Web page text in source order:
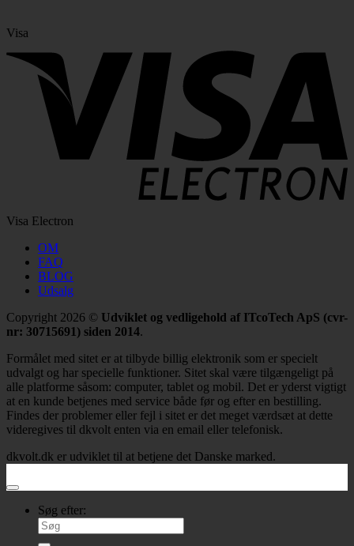
Visa
Visa Electron
OM
FAQ
BLOG
Udsalg
Copyright 2026 © Udviklet og vedligehold af ITcoTech ApS (cvr-
nr: 30715691) siden 2014.
Formålet med sitet er at tilbyde billig elektronik som er specielt
udvalgt og har specielle funktioner. Sitet skal være tilgængeligt på
alle platforme såsom: computer, tablet og mobil. Det er yderst vigtigt
at en kunde betjenes med service både før og efter en bestilling.
Findes der problemer eller fejl i sitet er det meget værdsæt at dette
videregives til dkvolt enten via en email eller telefonisk.
dkvolt.dk er udviklet til at betjene det Danske marked.
Søg efter: